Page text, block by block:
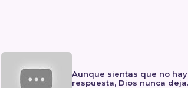
Aunque sientas que no hay
respuesta, Dios nunca deja